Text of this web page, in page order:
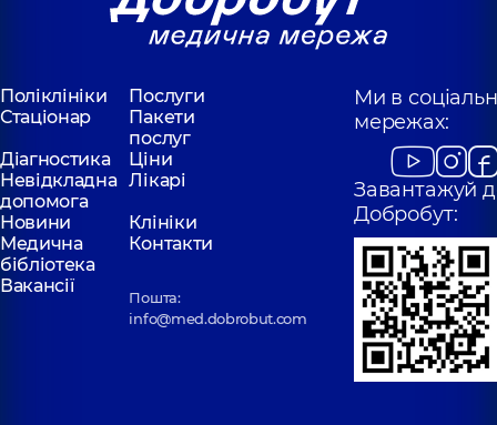
Поліклініки
Послуги
Стаціонар
Пакети
послуг
Діагностика
Ціни
Невідкладна
допомога
Лікарі
Новини
Клініки
Медична
бібліотека
Контакти
Вакансії
Пошта:
info@med.dobrobut.com
Ми в
мережах:
Завантажуй
Добробут: